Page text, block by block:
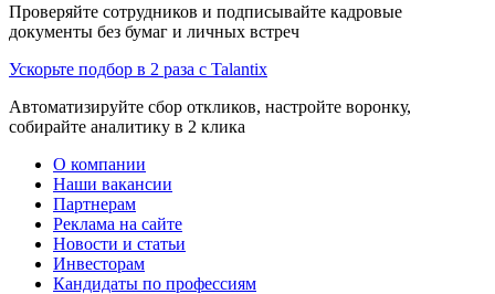
Проверяйте сотрудников и подписывайте кадровые
документы без бумаг и личных встреч
Ускорьте подбор в 2 раза с Talantix
Автоматизируйте сбор откликов, настройте воронку,
собирайте аналитику в 2 клика
О компании
Наши вакансии
Партнерам
Реклама на сайте
Новости и статьи
Инвесторам
Кандидаты по профессиям